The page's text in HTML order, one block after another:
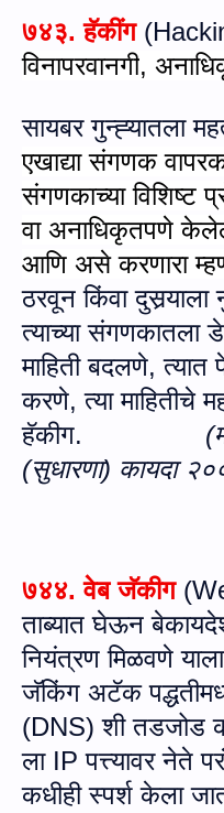
७४३.हॅकींग (
विनापरवानगी,
सायबर गुन्‍ह्‍यातला
एखाद्या संगणक
संगणकाच्या विशिष्ट
वा अनाधिकृतपणे
आणि असेकरणारा
ठरवून किंवा दुसर्‍याला
त्‍याच्‍यासंगणकातला
माहिती बदलणे,त्यात
करणे,त्या माहितीचे
हॅकीग.
(सुधारणा) कायदा
७४४.वेब जॅकीग(
ताब्यात घेऊन
नियंत्रण मिळवणे
जॅकिंग अटॅक
(DNS)शी तडजोड
ला IPपत्त्यावरनेते
कधीही स्पर्श केला